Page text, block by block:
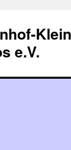
e.V.